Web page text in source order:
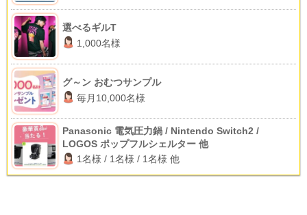
選べるギルT
1,000名様
グ～ン おむつサンプル
毎月10,000名様
Panasonic 電気圧力鍋 / Nintendo Switch2 /
LOGOS ポップフルシェルター 他
1名様 / 1名様 / 1名様 他